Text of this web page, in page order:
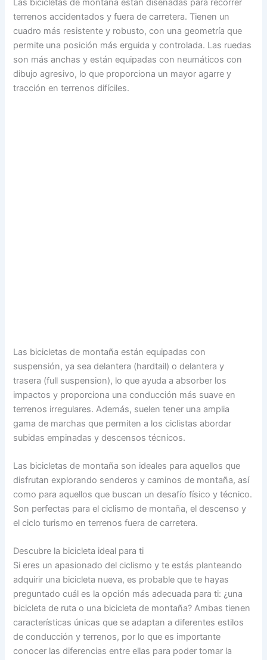
Las bicicletas de montaña están diseñadas para recorrer
terrenos accidentados y fuera de carretera. Tienen un
cuadro más resistente y robusto, con una geometría que
permite una posición más erguida y controlada. Las ruedas
son más anchas y están equipadas con neumáticos con
dibujo agresivo, lo que proporciona un mayor agarre y
tracción en terrenos difíciles.
Las bicicletas de montaña están equipadas con
suspensión, ya sea delantera (hardtail) o delantera y
trasera (full suspension), lo que ayuda a absorber los
impactos y proporciona una conducción más suave en
terrenos irregulares. Además, suelen tener una amplia
gama de marchas que permiten a los ciclistas abordar
subidas empinadas y descensos técnicos.
Las bicicletas de montaña son ideales para aquellos que
disfrutan explorando senderos y caminos de montaña, así
como para aquellos que buscan un desafío físico y técnico.
Son perfectas para el ciclismo de montaña, el descenso y
el ciclo turismo en terrenos fuera de carretera.
Descubre la bicicleta ideal para ti
Si eres un apasionado del ciclismo y te estás planteando
adquirir una bicicleta nueva, es probable que te hayas
preguntado cuál es la opción más adecuada para ti: ¿una
bicicleta de ruta o una bicicleta de montaña? Ambas tienen
características únicas que se adaptan a diferentes estilos
de conducción y terrenos, por lo que es importante
conocer las diferencias entre ellas para poder tomar la